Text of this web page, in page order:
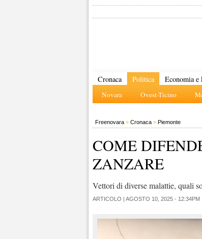
Cronaca Politica
Novara Ovest-Ticino
Economia e
Freenovara » Cronaca » Piemonte
COME
ZANZARE
Vettori di diverse malattie, quali
ARTICOLO | AGOSTO 10, 2025 - 12:34PM